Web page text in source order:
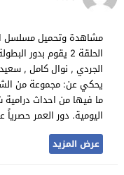
مشاهدة وتحميل مسلسل
الحلقة 2 يقوم
يحكي عن: مجموعة من
ما فيها من احداث درامية
اليومية. دور العمر
عرض المزيد